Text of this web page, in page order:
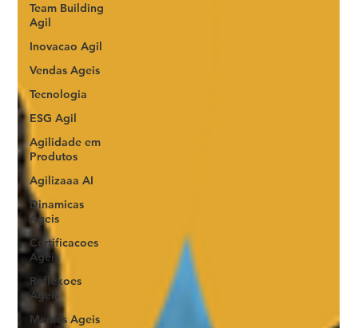
Team Building
Agil
Inovacao Agil
Vendas Ageis
Tecnologia
ESG Agil
Agilidade em
Produtos
Agilizaaa AI
Dinamicas
Ageis
Certificacoes
Ageis
Reflexoes
Ageis
Memes Ageis